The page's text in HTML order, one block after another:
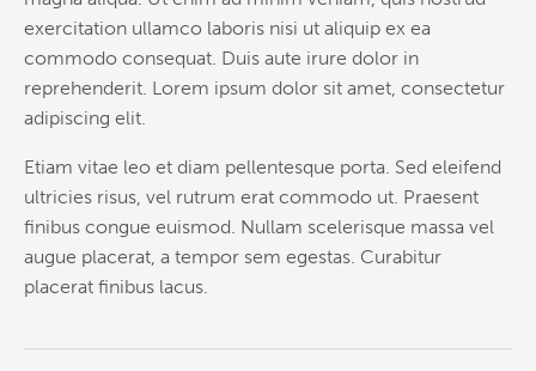
exercitation ullamco laboris nisi ut aliquip ex ea
commodo consequat. Duis aute irure dolor in
reprehenderit. Lorem ipsum dolor sit amet, consectetur
adipiscing elit.
Etiam vitae leo et diam pellentesque porta. Sed eleifend
ultricies risus, vel rutrum erat commodo ut. Praesent
finibus congue euismod. Nullam scelerisque massa vel
augue placerat, a tempor sem egestas. Curabitur
placerat finibus lacus.